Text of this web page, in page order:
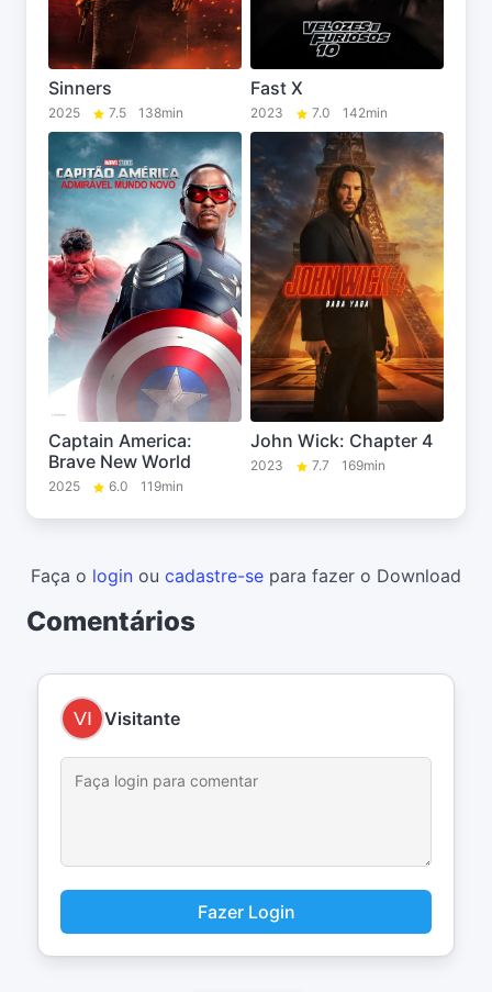
Sinners
2025 7.5 138min
Fast X
2023 7.0 142min
Captain America:
Brave New World
2025 6.0 119min
John Wick: Chapter 4
2023 7.7 169min
Faça o login ou cadastre-se para fazer o Download
Comentários
Visitante
Fazer Login